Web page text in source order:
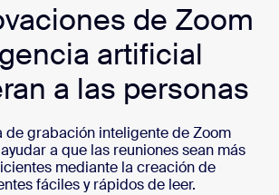
de Zoom
artificial
a las personas
de grabación inteligente de Zoom
a que las reuniones sean más
mediante la creación de
fáciles y rápidos de leer.